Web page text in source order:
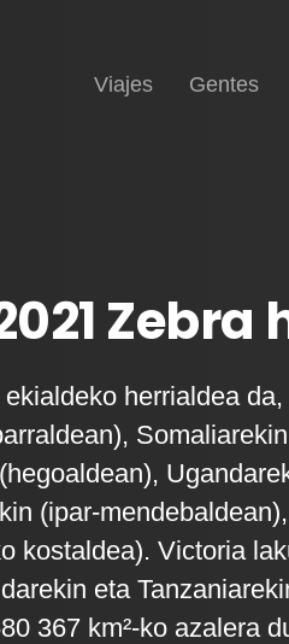
Viajes Gentes
Zebra
herrialdea
(ipar-
kostaldea). Victoria
eta
367 km²-ko azalera